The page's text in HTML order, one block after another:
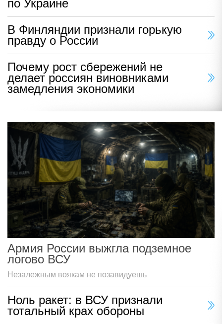
по Украине
В Финляндии признали горькую
правду о России
Почему рост сбережений не
делает россиян виновниками
замедления экономики
Армия России выжгла подземное
логово ВСУ
Незалежным воякам не позавидуешь
Ноль ракет: в ВСУ признали
тотальный крах обороны